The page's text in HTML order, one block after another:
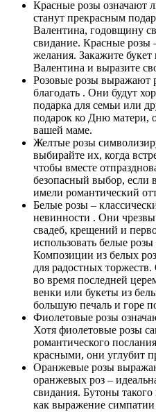
Красные розы означают
станут прекрасным
Валентина, годовщину
свидание. Красные розы
желания. Закажите
Валентина и выразите
Розовые розы выражают
благодать . Они будут
подарка для семьи или
подарок ко Дню матери,
вашей маме.
Желтые розы
выбирайте их, когда
чтобы вместе
безопасный выбор, если
имели романтический
Белые розы –
невинности . Они
свадеб, крещений и
использовать белые
Композиции из белых
для радостных
во время последней
венки или букеты из
большую печаль и горе
Фиолетовые розы
Хотя фиолетовые розы
романтического
красными, они углубит
Оранжевые розы
оранжевых роз –
свидания. Бутоны такого
как выражение симпатии